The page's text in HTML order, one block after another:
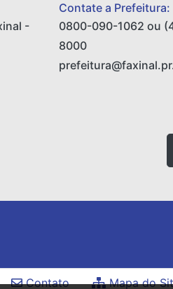
-
Contate a Prefeitura:
0800-090-1062 ou
8000
Contato Mapa do